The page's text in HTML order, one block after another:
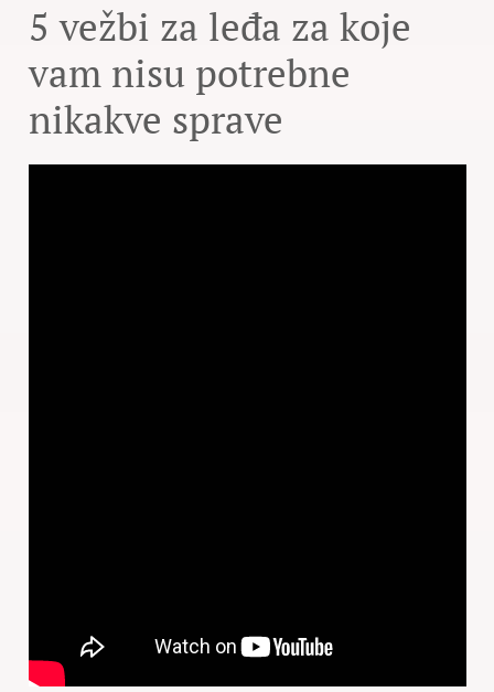
5 vežbi za leđa za koje
vam nisu potrebne
nikakve sprave